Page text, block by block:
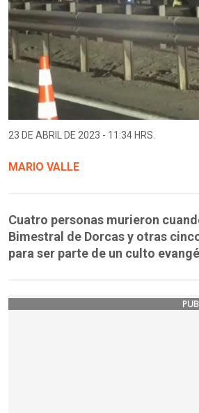
23 DE ABRIL DE 2023 - 11:34 HRS.
MARIO VALLE
Cuatro personas murieron
Bimestral de Dorcas y otras
para ser parte de un culto